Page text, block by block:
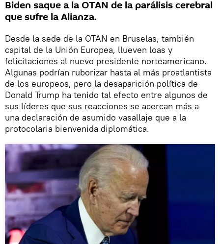
Biden saque a la OTAN de la parálisis cerebral
que sufre la Alianza.
Desde la sede de la OTAN en Bruselas, también
capital de la Unión Europea, llueven loas y
felicitaciones al nuevo presidente norteamericano.
Algunas podrían ruborizar hasta al más proatlantista
de los europeos, pero la desaparición política de
Donald Trump ha tenido tal efecto entre algunos de
sus líderes que sus reacciones se acercan más a
una declaración de asumido vasallaje que a la
protocolaria bienvenida diplomática.